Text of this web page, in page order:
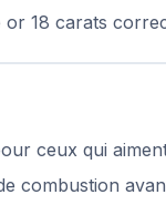
or 18 carats
ceux qui
combustion